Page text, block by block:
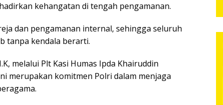
kehangatan di tengah pengamanan.
dan pengamanan internal, sehingga seluruh
tanpa kendala berarti.
melalui Plt Kasi Humas Ipda Khairuddin
merupakan komitmen Polri dalam menjaga